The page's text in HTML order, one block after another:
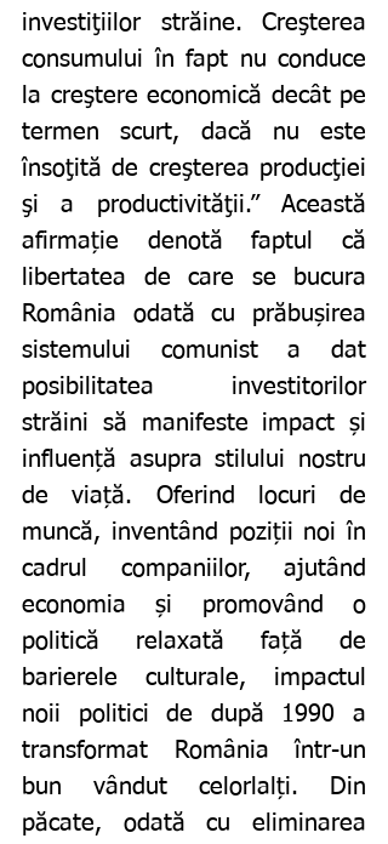
investiţiilor străine. Creşterea
consumului în fapt nu conduce
la creştere economică decât pe
termen scurt, dacă nu este
însoţită de creşterea producţiei
şi a productivităţii.” Această
afirmație denotă faptul că
libertatea de care se bucura
România odată cu prăbușirea
sistemului comunist a dat
posibilitatea investitorilor
străini să manifeste impact și
influență asupra stilului nostru
de viață. Oferind locuri de
muncă, inventând poziții noi în
cadrul companiilor, ajutând
economia și promovând o
politică relaxată față de
barierele culturale, impactul
noii politici de după 1990 a
transformat România într-un
bun vândut celorlalți. Din
păcate, odată cu eliminarea